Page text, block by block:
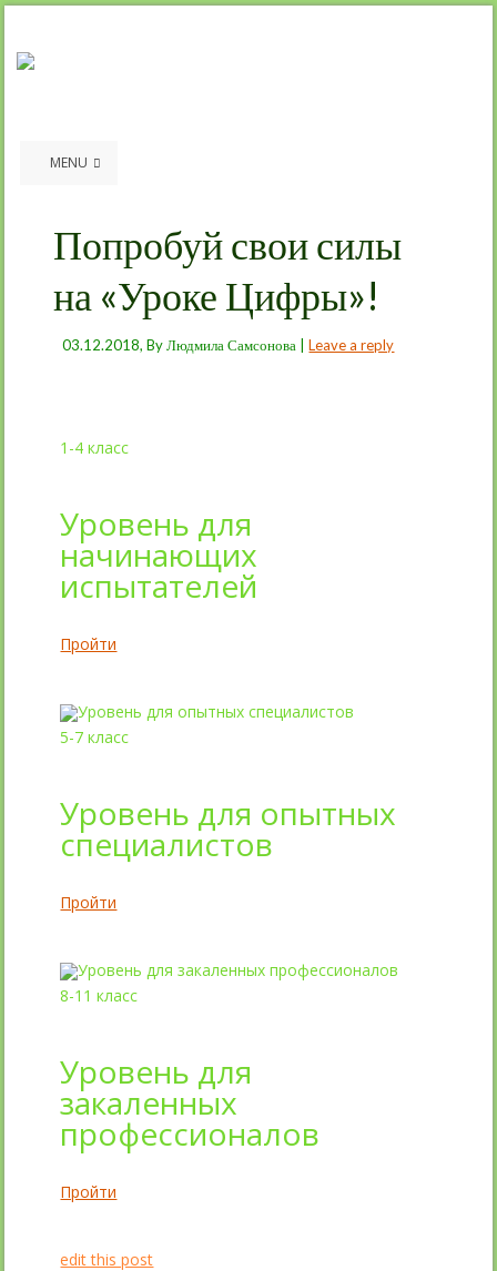
MENU
Попробуй свои силы
на «Уроке Цифры»!
03.12.2018, ByЛюдмила Самсонова |Leave a reply
1-4 класс
Уровень для
начинающих
испытателей
Пройти
5-7 класс
Уровень для опытных
специалистов
Пройти
8-11 класс
Уровень для
закаленных
профессионалов
Пройти
edit this post